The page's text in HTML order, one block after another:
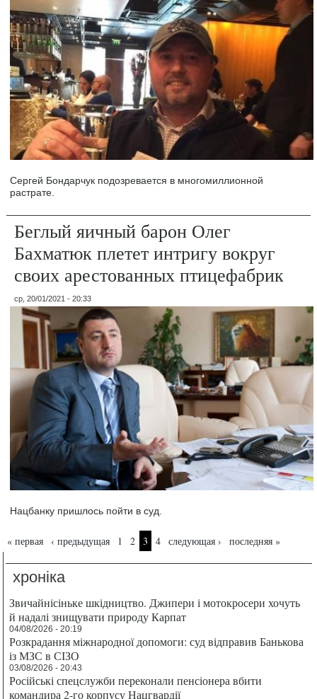
Сергей Бондарчук подозревается в многомиллионной
растрате.
Беглый яичный барон Олег
Бахматюк плетет интригу вокруг
своих арестованных птицефабрик
ср, 20/01/2021 - 20:33
Нацбанку пришлось пойти в суд.
Страницы
« первая ‹ предыдущая 1 2 3 4 следующая › последняя »
хроніка
Звичайнісіньке шкідництво. Джипери і мотокросери хочуть
й надалі знищувати природу Карпат
04/08/2026 - 20:19
Розкрадання міжнародної допомоги: суд відправив Банькова
із МЗС в СІЗО
03/08/2026 - 20:43
Російські спецслужби переконали пенсіонера вбити
командира 2-го корпусу Нацгвардії